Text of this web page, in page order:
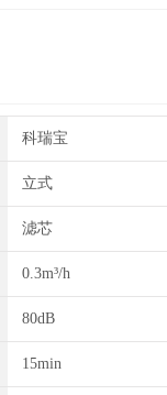
科瑞宝
立式
滤芯
0.3m³/h
80dB
15min